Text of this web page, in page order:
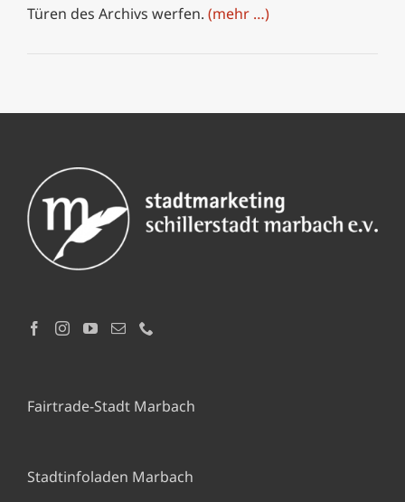
Türen des Archivs werfen. (mehr …)
Fairtrade-Stadt Marbach
Stadtinfoladen Marbach